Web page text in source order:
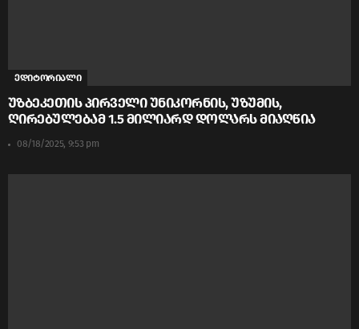
ედიტორიალი
უზბეკეთის პირველი უნიკორნის, უზუმის,
ღირებულებამ 1.5 მილიარდ დოლარს მიაღწია
08/18/2025, 9:53 pm